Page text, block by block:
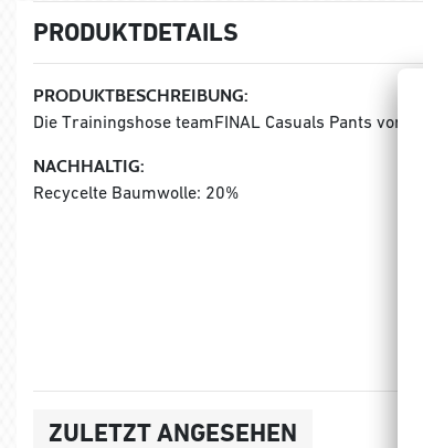
PRODUKTDETAILS
PRODUKTBESCHREIBUNG:
Die Trainingshose teamFINAL Casuals Pants
NACHHALTIG:
Recycelte Baumwolle: 20%
ZULETZT ANGESEHEN